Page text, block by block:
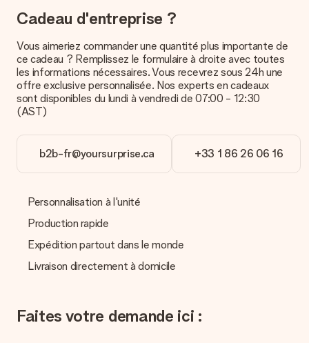
Comment puis-je régler ma commande ?
Nous proposons les formes de paiement suivantes : Paypal,
carte bancaire ou par virement bancaire. Comptez un délai de
3 jours supplémentaires pour la livraison de votre cadeau en
cas de paiement par virement bancaire.
Réception du cadeau
Que puis-je faire si le cadeau ne me convient pas tout à
fait ?
Vous pouvez dans ce cas contacter notre service client qui
vous aidera à trouver une solution satisfaisante.
Nous n’envoyons pas de facture avec le cadeau. Nous vous
l’envoyons par e-mail avec la confirmation de commande. Vous
pouvez de même retrouver votre facture dans votre espace
un véritable effet surprise !
Cadeau d'entreprise ?
Vous aimeriez commander une quantité plus importante de
ce cadeau ? Remplissez le formulaire à droite avec toutes
les informations nécessaires. Vous recevrez sous 24h une
offre exclusive personnalisée. Nos experts en cadeaux
sont disponibles du lundi à vendredi de 07:00 - 12:30
(AST)
b2b-fr@yoursurprise.ca +33 1 86 26 06 16
Personnalisation à l'unité
Production rapide
Expédition partout dans le monde
Livraison directement à domicile
Faites votre demande ici :